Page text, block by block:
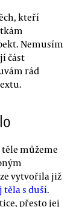
kteří
Nemusím
část
rád
můžeme
vytvořila již
těla s duší.
přesto jej